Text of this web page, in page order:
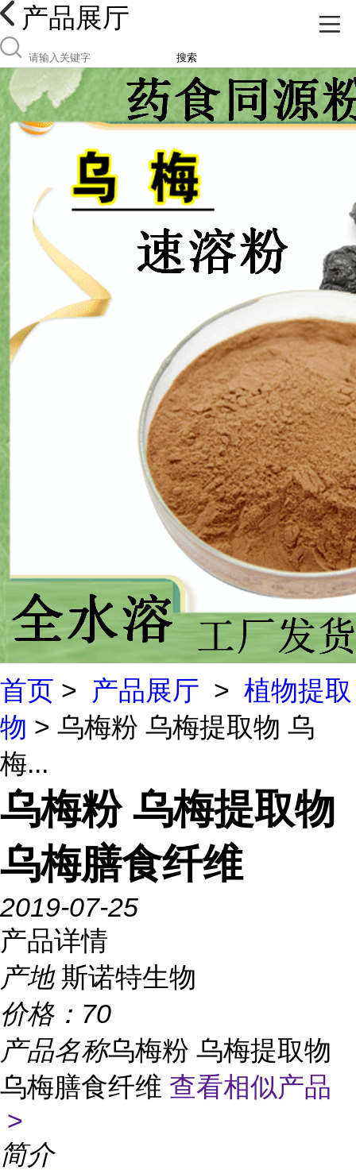
产品展厅
搜索
首页 > 产品展厅 > 植物提取
物 > 乌梅粉 乌梅提取物 乌
梅...
乌梅粉 乌梅提取物
乌梅膳食纤维
2019-07-25
产品详情
产地 斯诺特生物
价格： 70
产品名称乌梅粉 乌梅提取物
乌梅膳食纤维 查看相似产品
>
简介